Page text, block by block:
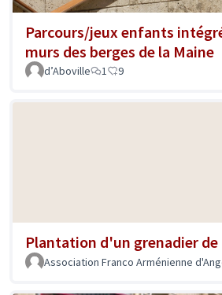
Parcours/jeux enfants
murs des berges de la Maine
d’Aboville 1 9
Plantation d'un grenadier
Association Franco Arménienne